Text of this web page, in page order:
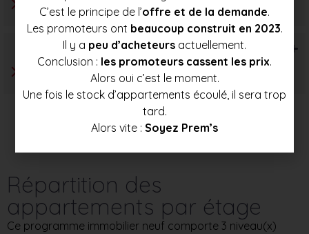
T6+
Répartition des
appartements par étage
Ce programme immobilier neuf comporte 3 niveau(x)
C’est le principe de l’offre et de la demande.
Les promoteurs ont beaucoup construit en 2023.
Il y a peu d’acheteurs actuellement.
Conclusion : les promoteurs cassent les prix.
Alors oui c’est le moment.
Une fois le stock d’appartements écoulé, il sera trop
tard.
Alors vite : Soyez Prem’s